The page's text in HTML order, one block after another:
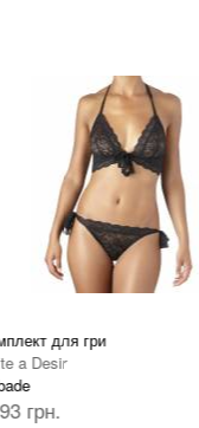
для гри
a Desir
грн.